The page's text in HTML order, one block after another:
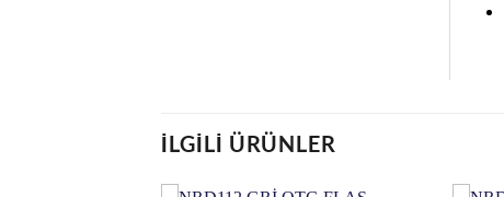
İLGILI ÜRÜNLER